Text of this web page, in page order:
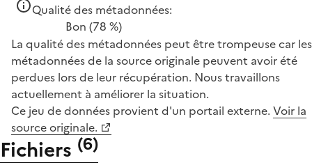
Qualité des métadonnées:
Bon (78 %)
La qualité des métadonnées peut être trompeuse car les
métadonnées de la source originale peuvent avoir été
perdues lors de leur récupération. Nous travaillons
actuellement à améliorer la situation.
Ce jeu de données provient d'un portail externe. Voir la
source originale.
Fichiers (6)